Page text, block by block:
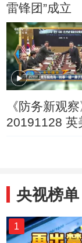
雷锋团”成立
《防务新观察
20191128 英
央视榜单
1